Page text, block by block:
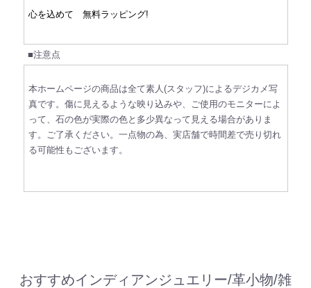
心を込めて 無料ラッピング!
■注意点
本ホームページの商品は全て素人(スタッフ)によるデジカメ写
真です。傷に見えるような映り込みや、ご使用のモニターによ
って、石の色が実際の色と多少異なって見える場合がありま
す。ご了承ください。一点物の為、実店舗で時間差で売り切れ
る可能性もございます。
おすすめインディアンジュエリー/革小物/雑